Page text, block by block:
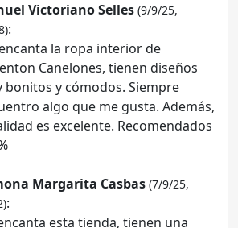
Victoriano Selles (9/9/25,
:
la ropa interior de
Canelones, tienen diseños
bonitos y cómodos. Siempre
algo que me gusta. Además,
es excelente. Recomendados
Margarita Casbas (7/9/25,
:
esta tienda, tienen una